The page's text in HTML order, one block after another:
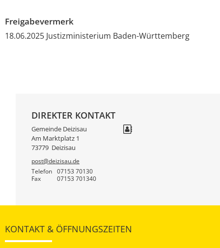
Freigabevermerk
18.06.2025 Justizministerium Baden-Württemberg
DIREKTER KONTAKT
Gemeinde Deizisau
Am Marktplatz 1
73779 Deizisau
post@deizisau.de
Telefon
07153 70130
Fax 07153 701340
KONTAKT & ÖFFNUNGSZEITEN